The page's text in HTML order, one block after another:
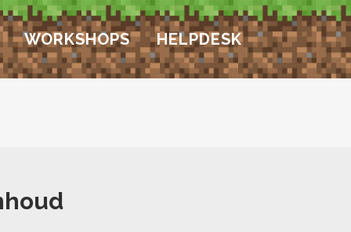
WORKSHOPS HELPDESK